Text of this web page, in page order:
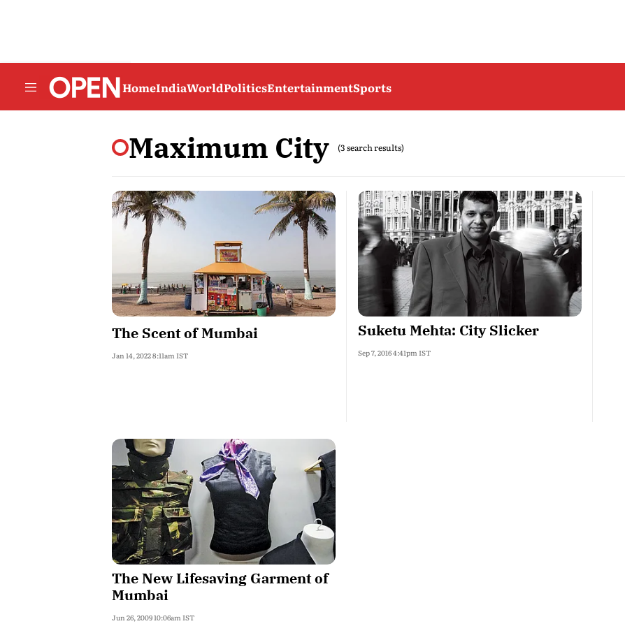
HomeIndiaWorldPoliticsEntertainmentSports
Maximum City (3 search results)
The Scent of Mumbai
Jan 14, 2022 8:11am IST
Suketu Mehta: City Slicker
Sep 7, 2016 4:41pm IST
The New Lifesaving Garment of
Mumbai
Jun 26, 2009 10:06am IST